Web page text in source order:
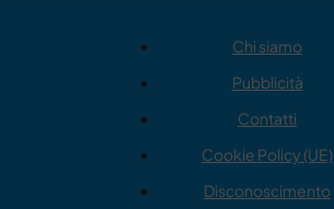
Chi siamo
Pubblicità
Contatti
Cookie Policy (UE)
Disconoscimento